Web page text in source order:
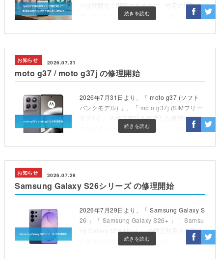
続きを読む
ジは問題なく閲覧できるのに、特定のURLだ
けエラーになってしまう」といったトラブル
だからこそ、 […]
moto g37 / moto g37j の修理開始
お知らせ 2026.07.31
続きを読む
2026年7月31日より、「 moto g37 (ソフト
バンクモデル) 」、「 moto g37j (SIMフリー
モデル) 」 の純正部品を使用した修理が可能
になりました。 iCrackedでは、「モトロー
Samsung Galaxy S26シリーズ の修理開始
お知らせ 2026.07.29
続きを読む
2026年7月29日より、「 Samsung Galaxy S
26 」「 Samsung Galaxy S26+ 」「 Samsu
ng Galaxy S26 Ultra 」 の純正部品を使用し
た修理が可能になりました。※ […]